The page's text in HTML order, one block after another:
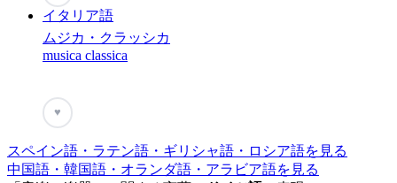
イタリア語
ムジカ・クラッシカ
musica classica
♥
スペイン語・ラテン語・ギリシャ語・ロシア語を見る
中国語・韓国語・オランダ語・アラビア語を見る